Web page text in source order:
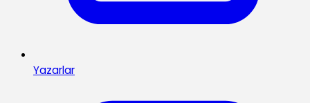
Yazarlar